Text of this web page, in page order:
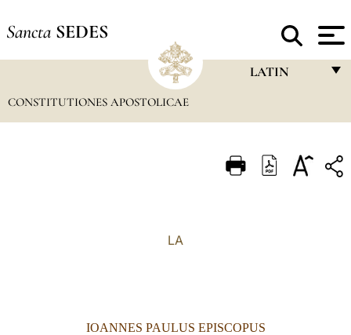
Sancta SEDES
LATIN
ITALIANO
CONSTITUTIONES APOSTOLICAE
LA
IOANNES PAULUS EPISCOPUS